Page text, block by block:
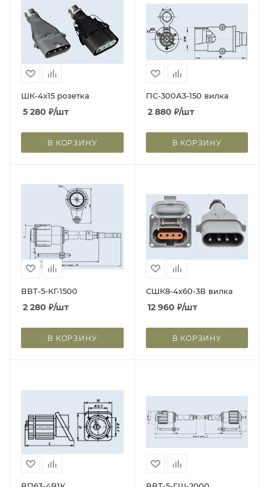
ШК-4х15 розетка
5 280 ₽/шт
В КОРЗИНУ
ПС-300А3-150 вилка
2 880 ₽/шт
В КОРЗИНУ
ВВТ-5-КГ-1500
2 280 ₽/шт
В КОРЗИНУ
СШК8-4х60-3В вилка
12 960 ₽/шт
В КОРЗИНУ